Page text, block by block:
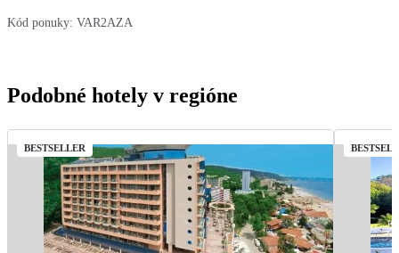
Kód ponuky: VAR2AZA
Podobné hotely v regióne
BESTSELLER